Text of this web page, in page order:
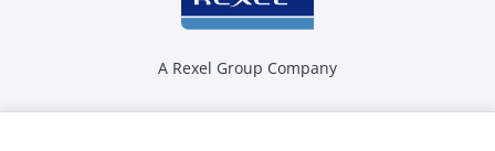
A Rexel Group Company